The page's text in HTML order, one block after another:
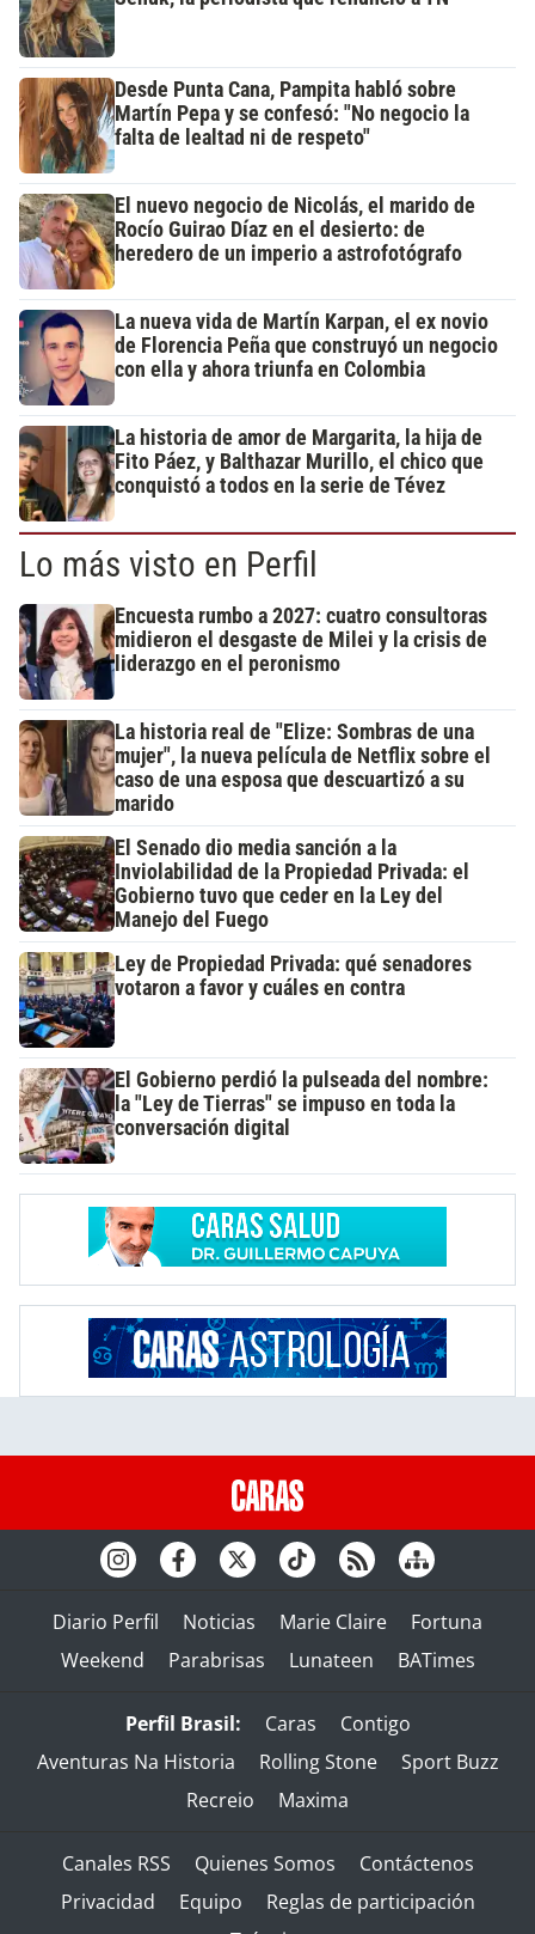
Desde Punta Cana, Pampita habló sobre
Martín Pepa y se confesó: "No negocio la
falta de lealtad ni de respeto"
El nuevo negocio de Nicolás, el marido de
Rocío Guirao Díaz en el desierto: de
heredero de un imperio a astrofotógrafo
La nueva vida de Martín Karpan, el ex novio
de Florencia Peña que construyó un negocio
con ella y ahora triunfa en Colombia
La historia de amor de Margarita, la hija de
Fito Páez, y Balthazar Murillo, el chico que
conquistó a todos en la serie de Tévez
Lo más visto en Perfil
Encuesta rumbo a 2027: cuatro consultoras
midieron el desgaste de Milei y la crisis de
liderazgo en el peronismo
La historia real de "Elize: Sombras de una
mujer", la nueva película de Netflix sobre el
caso de una esposa que descuartizó a su
marido
El Senado dio media sanción a la
Inviolabilidad de la Propiedad Privada: el
Gobierno tuvo que ceder en la Ley del
Manejo del Fuego
Ley de Propiedad Privada: qué senadores
votaron a favor y cuáles en contra
El Gobierno perdió la pulseada del nombre:
la "Ley de Tierras" se impuso en toda la
conversación digital
Diario Perfil Noticias Marie Claire
Fortuna
Weekend
Parabrisas Lunateen BATimes
Perfil Brasil: Caras
Contigo
Aventuras Na Historia
Rolling Stone
Sport Buzz
Recreio
Maxima
Canales RSS Quienes Somos
Contáctenos
Privacidad
Equipo
Reglas de participación